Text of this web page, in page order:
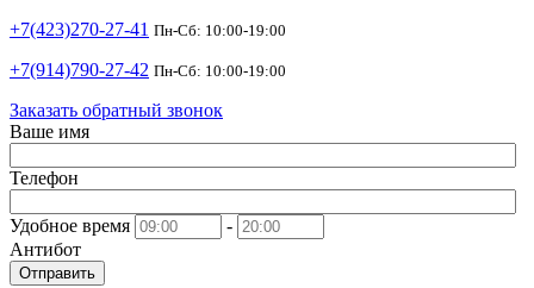
+7(423)270-27-41 Пн-Сб: 10:00-19:00
+7(914)790-27-42 Пн-Сб: 10:00-19:00
Заказать обратный звонок
Ваше имя
Телефон
Удобное время
-
Антибот
Отправить